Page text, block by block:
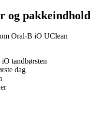
og pakkeindhold
Oral-B iO UClean
tandbørsten
dag